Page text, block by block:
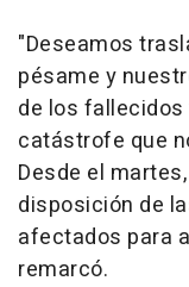
"Deseamos
pésame y
de los
catástrofe que
Desde el
disposición de
afectados para
remarcó.